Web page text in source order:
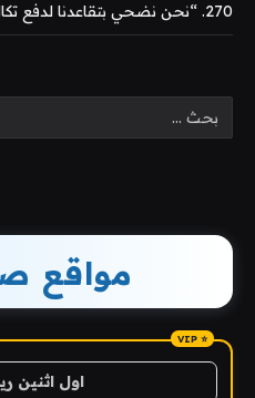
270. “نحن نضحي بتقاعدنا لدفع تكاليف كلية أطفالنا”
مواقع
اول اثنين